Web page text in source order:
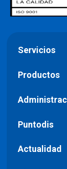
Servicios
Productos
Puntodis
Actualidad